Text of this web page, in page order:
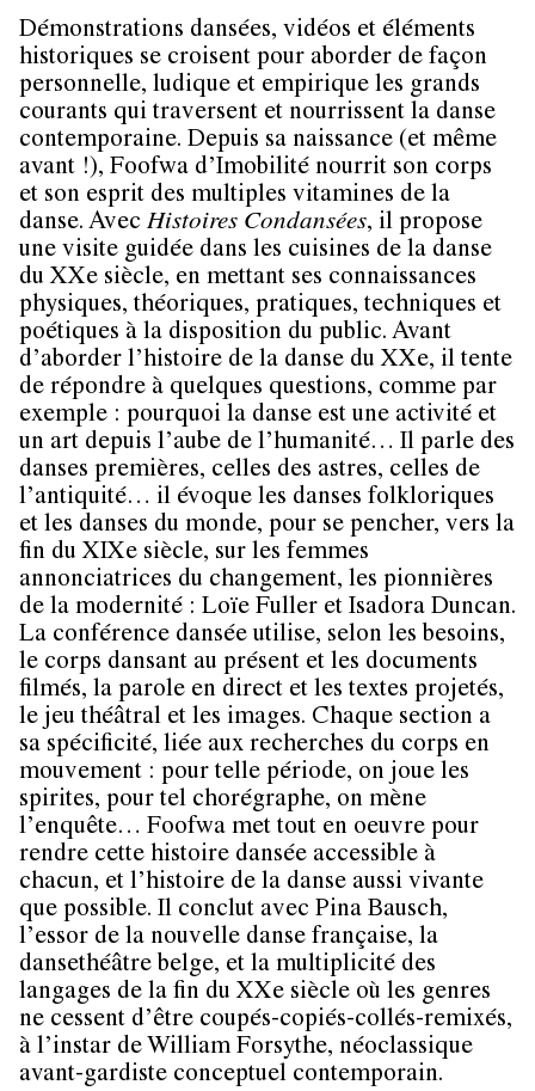
Démonstrations dansées, vidéos et éléments
historiques se croisent pour aborder de façon
personnelle, ludique et empirique les grands
courants qui traversent et nourrissent la danse
contemporaine. Depuis sa naissance (et même
avant !), Foofwa d’Imobilité nourrit son corps
et son esprit des multiples vitamines de la
danse. Avec Histoires Condansées, il propose
une visite guidée dans les cuisines de la danse
du XXe siècle, en mettant ses connaissances
physiques, théoriques, pratiques, techniques et
poétiques à la disposition du public. Avant
d’aborder l’histoire de la danse du XXe, il tente
de répondre à quelques questions, comme par
exemple : pourquoi la danse est une activité et
un art depuis l’aube de l’humanité… Il parle des
danses premières, celles des astres, celles de
l’antiquité… il évoque les danses folkloriques
et les danses du monde, pour se pencher, vers la
fin du XIXe siècle, sur les femmes
annonciatrices du changement, les pionnières
de la modernité : Loïe Fuller et Isadora Duncan.
La conférence dansée utilise, selon les besoins,
le corps dansant au présent et les documents
filmés, la parole en direct et les textes projetés,
le jeu théâtral et les images. Chaque section a
sa spécificité, liée aux recherches du corps en
mouvement : pour telle période, on joue les
spirites, pour tel chorégraphe, on mène
l’enquête… Foofwa met tout en oeuvre pour
rendre cette histoire dansée accessible à
chacun, et l’histoire de la danse aussi vivante
que possible. Il conclut avec Pina Bausch,
l’essor de la nouvelle danse française, la
dansethéâtre belge, et la multiplicité des
langages de la fin du XXe siècle où les genres
ne cessent d’être coupés-copiés-collés-remixés,
à l’instar de William Forsythe, néoclassique
avant-gardiste conceptuel contemporain.